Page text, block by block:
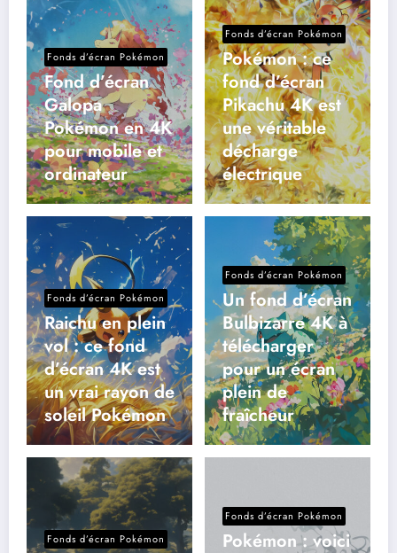
Fonds d’écran Pokémon
Fond d’écran
Galopa
Pokémon en 4K
pour mobile et
ordinateur
Fonds d’écran Pokémon
Pokémon : ce
fond d’écran
Pikachu 4K est
une véritable
décharge
électrique
Fonds d’écran Pokémon
Raichu en plein
vol : ce fond
d’écran 4K est
un vrai rayon de
soleil Pokémon
Fonds d’écran Pokémon
Un fond d’écran
Bulbizarre 4K à
télécharger
pour un écran
plein de
fraîcheur
Fonds d’écran Pokémon
Fonds d’écran Pokémon
Pokémon : voici